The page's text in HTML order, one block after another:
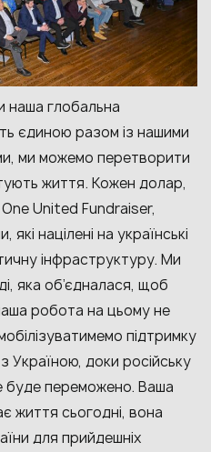
наша глобальна
єдиною разом із нашими
ми можемо перетворити
життя. Кожен долар,
One United Fundraiser,
націлені на українські
інфраструктуру. Ми
яка об’єдналася, щоб
робота на цьому не
підтримку
Україною, доки російську
буде переможено. Ваша
життя сьогодні, вона
для прийдешніх